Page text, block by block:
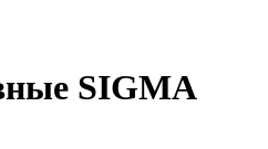
SIGMA